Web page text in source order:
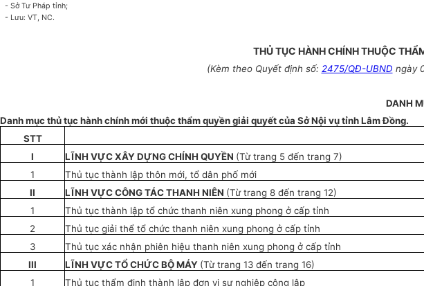
- Sở Tư Pháp tỉnh;
- Lưu: VT, NC.
THỦ TỤC HÀNH CHÍNH THUỘC
(Kèm theo Quyết định số: 2475/QĐ-UBND ngày
DANH
Danh mục thủ tục hành chính mới thuộc thẩm quyền giải quyết của Sở Nội vụ tỉnh Lâm Đồng.
STT
I
LĨNH VỰC XÂY DỰNG CHÍNH QUYỀN (Từ trang 5 đến trang 7)
1
Thủ tục thành lập thôn mới, tổ dân phố mới
II
LĨNH VỰC CÔNG TÁC THANH NIÊN (Từ trang 8 đến trang 12)
1
Thủ tục thành lập tổ chức thanh niên xung phong ở cấp tỉnh
2
Thủ tục giải thể tổ chức thanh niên xung phong ở cấp tỉnh
3
Thủ tục xác nhận phiên hiệu thanh niên xung phong ở cấp tỉnh
III
LĨNH VỰC TỔ CHỨC BỘ MÁY (Từ trang 13 đến trang 16)
1
Thủ tục thẩm định thành lập đơn vị sự nghiệp công lập